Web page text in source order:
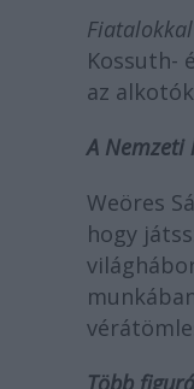
Kossuth-
az
A Nemzeti
Weöres
hogy
Több